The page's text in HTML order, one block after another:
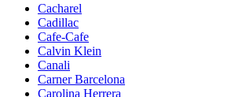
Cacharel
Cadillac
Cafe-Cafe
Calvin Klein
Canali
Carner Barcelona
Carolina Herrera